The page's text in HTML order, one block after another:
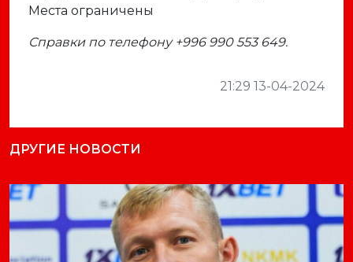
Места ограничены
Справки по телефону +996 990 553 649.
21:29 13-04-2024
ДРУГИЕ НОВОСТИ